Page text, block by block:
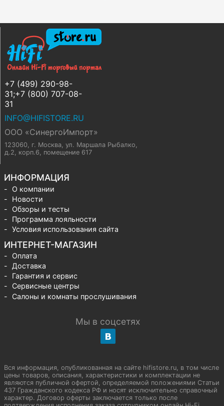
+7 (499) 290-98-
31;+7 (800) 707-08-
31
INFO@HIFISTORE.RU
ООО «СинергоИмпорт»
123060, г. Москва, ул. Маршала Рыбалко,
д.2, корп.6, помещение 617
ИНФОРМАЦИЯ
О компании
Новости
Обзоры и тесты
Программа лояльности
Условия использования сайта
ИНТЕРНЕТ-МАГАЗИН
Оплата
Доставка
Гарантия и сервис
Сервисные центры
Салоны и комнаты прослушивания
Мы в соцсетях
Вся информация, опубликованная на сайте hifistore.ru, в том числе
цены товаров, описания, характеристики и комплектации не
являются публичной офертой, определяемой положениями Статьи
437 Гражданского кодекса РФ и носят исключительно справочный
характер. Договор оферты заключается только после